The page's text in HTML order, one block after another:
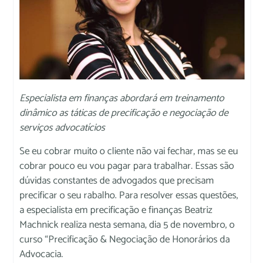
Especialista em finanças abordará em treinamento
dinâmico as táticas de precificação e negociação de
serviços advocatícios
Se eu cobrar muito o cliente não vai fechar, mas se eu
cobrar pouco eu vou pagar para trabalhar. Essas são
dúvidas constantes de advogados que precisam
precificar o seu rabalho. Para resolver essas questões,
a especialista em precificação e finanças Beatriz
Machnick realiza nesta semana, dia 5 de novembro, o
curso “Precificação & Negociação de Honorários da
Advocacia.